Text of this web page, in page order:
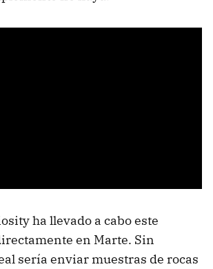
ha llevado a cabo este
en Marte. Sin
sería enviar muestras de rocas